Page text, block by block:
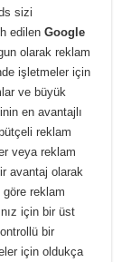
sizi
edilenGoogle
olarak reklam
işletmeler için
ve büyük
en avantajlı
reklam
veya reklam
avantaj olarak
göre reklam
için bir üst
bir
için oldukça